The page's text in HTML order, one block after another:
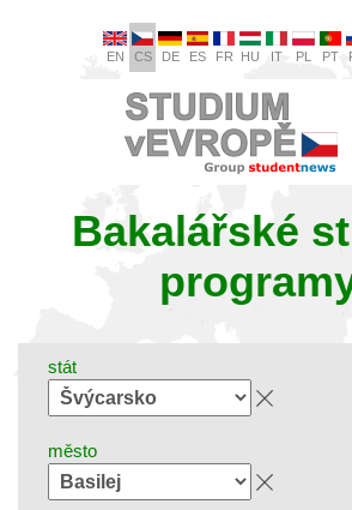
EN CS DE ES FR HU IT PL PT
Bakalářské
stát
město